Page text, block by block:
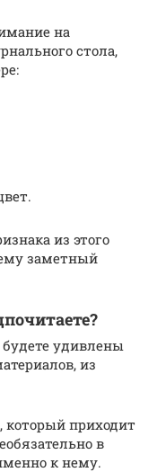
на
стола,
из этого
заметный
удивлены
из
который приходит
в
к нему.